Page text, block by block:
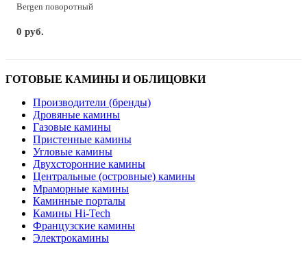
Bergen поворотный
0 руб.
ГОТОВЫЕ КАМИНЫ И ОБЛИЦОВКИ
Производители (бренды)
Дровяные камины
Газовые камины
Пристенные камины
Угловые камины
Двухсторонние камины
Центральные (островные) камины
Мраморные камины
Каминные порталы
Камины Hi-Tech
Французские камины
Электрокамины